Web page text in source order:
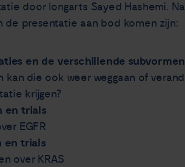
door longarts Sayed Hashemi.
presentatie aan bod komen zijn:
en de verschillende subvormen
die ook weer weggaan of
krijgen?
en trials
EGFR
en trials
over KRAS